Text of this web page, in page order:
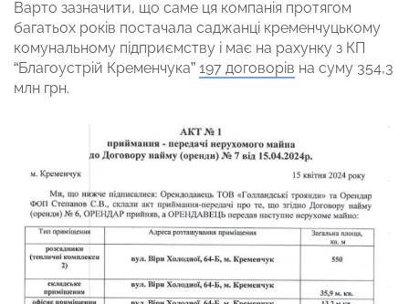
Варто зазначити, що саме ця компанія протягом
багатьох років постачала саджанці кременчуцькому
комунальному підприємству і має на рахунку з КП
“Благоустрій Кременчука” 197 договорів на суму 354,3
млн грн.